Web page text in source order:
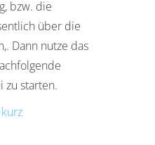
bzw. die
über die
Dann nutze das
zu starten.